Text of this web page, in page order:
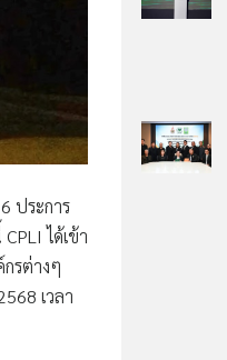
ประการ
ได้เข้า
รต่างๆ
เวลา